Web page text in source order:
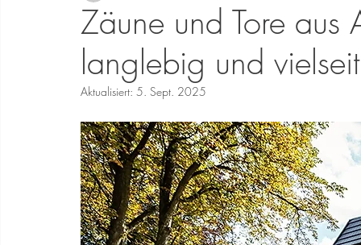
Zäune und Tore aus
langlebig und
Aktualisiert: 5. Sept. 2025